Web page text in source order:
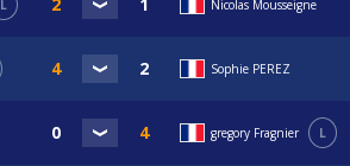
L Nicolas Mousseigne
Sophie PEREZ
gregory Fragnier L